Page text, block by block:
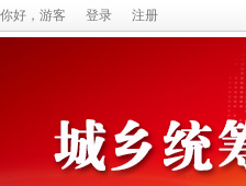
你好，游客 登录 注册